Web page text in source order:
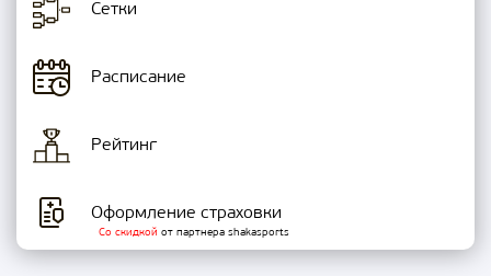
Сетки
Расписание
Рейтинг
Оформление страховки
Со скидкой от партнера shakasports